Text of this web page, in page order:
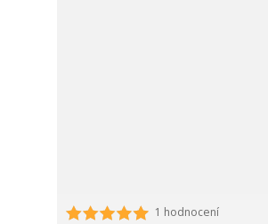
1 hodnocení